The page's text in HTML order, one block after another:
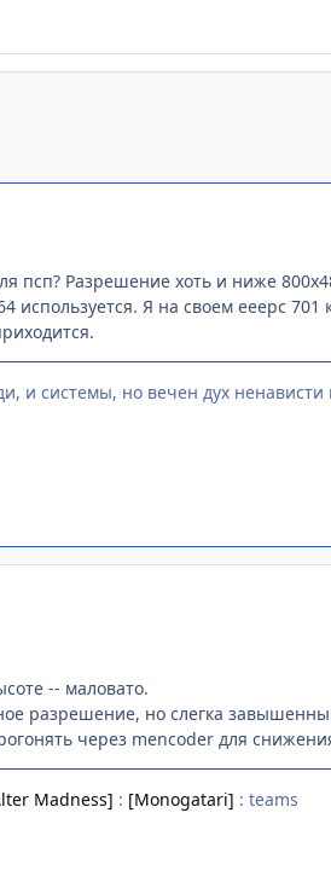
псп? Разрешение хоть и ниже
используется. Я на своем eeepc
и системы, но вечен дух
-- маловато.
разрешение, но слегка
через mencoder для
Madness] : [Monogatari] : teams